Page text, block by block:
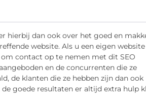
hierbij dan ook over het goed en
website. Als u een eigen website
contact op te nemen met dit SEO
en de concurrenten die ze
de klanten die ze hebben zijn dan ook
goede resultaten er altijd extra hulp